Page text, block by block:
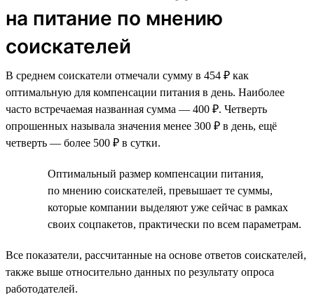
на питание по мнению
соискателей
В среднем соискатели отмечали сумму в 454 ₽ как
оптимальную для компенсации питания в день. Наиболее
часто встречаемая названная сумма — 400 ₽. Четверть
опрошенных называла значения менее 300 ₽ в день, ещё
четверть — более 500 ₽ в сутки.
Оптимальный размер компенсации питания,
по мнению соискателей, превышает те суммы,
которые компании выделяют уже сейчас в рамках
своих соцпакетов, практически по всем параметрам.
Все показатели, рассчитанные на основе ответов соискателей,
также выше относительно данных по результату опроса
работодателей.